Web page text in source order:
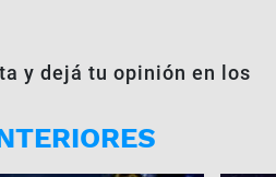
y dejá tu opinión en los